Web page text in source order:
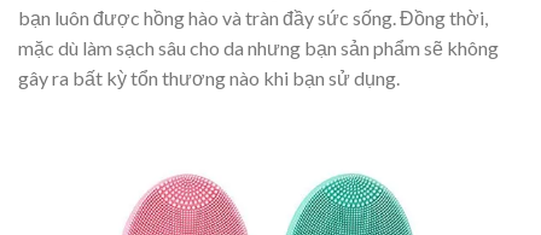
bạn luôn được hồng hào và tràn đầy sức sống. Đồng thời,
mặc dù làm sạch sâu cho da nhưng bạn sản phẩm sẽ không
gây ra bất kỳ tổn thương nào khi bạn sử dụng.